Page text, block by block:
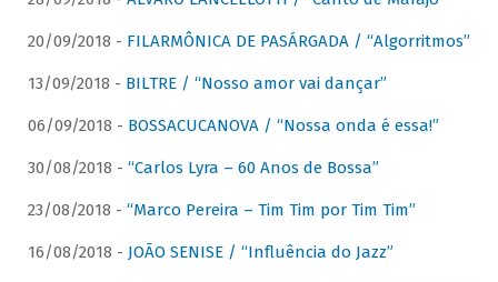
20/09/2018 - FILARMÔNICA DE PASÁRGADA / “Algorritmos”
13/09/2018 - BILTRE / “Nosso amor vai dançar”
06/09/2018 - BOSSACUCANOVA / “Nossa onda é essa!”
30/08/2018 - “Carlos Lyra – 60 Anos de Bossa”
23/08/2018 - “Marco Pereira – Tim Tim por Tim Tim”
16/08/2018 - JOÃO SENISE / “Influência do Jazz”